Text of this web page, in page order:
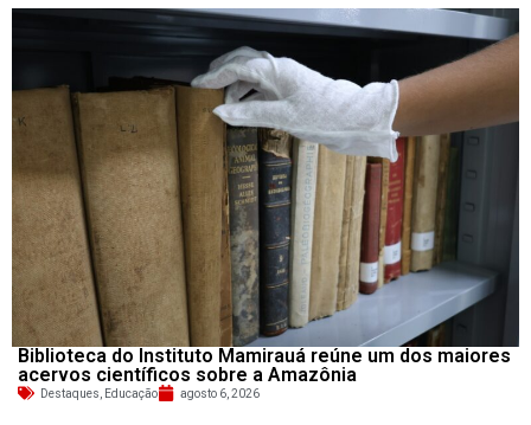
Biblioteca do Instituto Mamirauá reúne um dos maiores
acervos científicos sobre a Amazônia
Destaques Educação agosto 6, 2026